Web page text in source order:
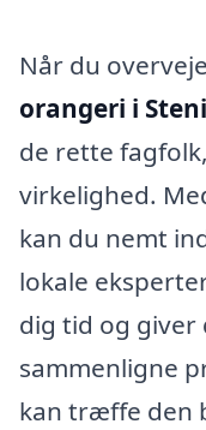
Når du
orangeri i
de rette
virkelighed.
kan du nemt
lokale
dig tid og
sammenligne
kan træffe den